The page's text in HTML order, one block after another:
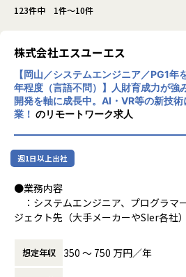
123件中 1件～10件
株式会社エスユーエス
【岡山／システムエンジニア／PG1
年程度（言語不問）】人財育成力が強
開発を軸に成長中。AI・VR等の新技
業！ のリモートワーク求人
週1日以上出社
●業務内容
：システムエンジニア、プログラマ
ジェクト先（大手メーカーやSIer各社
案件は多数ございますので、ご希望
ジションを決定いたします
想定年収 350 〜 750 万円／年